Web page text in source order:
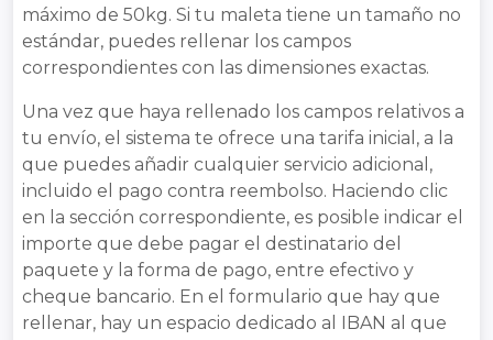
máximo de 50kg. Si tu maleta tiene un tamaño no
estándar, puedes rellenar los campos
correspondientes con las dimensiones exactas.
Una vez que haya rellenado los campos relativos a
tu envío, el sistema te ofrece una tarifa inicial, a la
que puedes añadir cualquier servicio adicional,
incluido el pago contra reembolso. Haciendo clic
en la sección correspondiente, es posible indicar el
importe que debe pagar el destinatario del
paquete y la forma de pago, entre efectivo y
cheque bancario. En el formulario que hay que
rellenar, hay un espacio dedicado al IBAN al que